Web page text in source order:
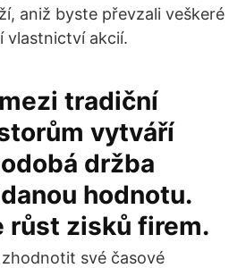
aniž byste převzali veškeré
vlastnictví akcií.
tradiční
vytváří
držba
hodnotu.
růst zisků firem.
své časové